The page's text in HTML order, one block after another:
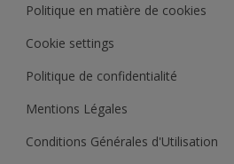
Politique en matière de cookies
Cookie settings
Politique de confidentialité
Mentions Légales
Conditions Générales d'Utilisation